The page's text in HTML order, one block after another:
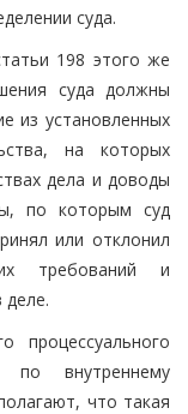
суда.
198 этого же
суда должны
из установленных
на которых
дела и доводы
по которым суд
или отклонил
требований и
процессуального
по внутреннему
что такая